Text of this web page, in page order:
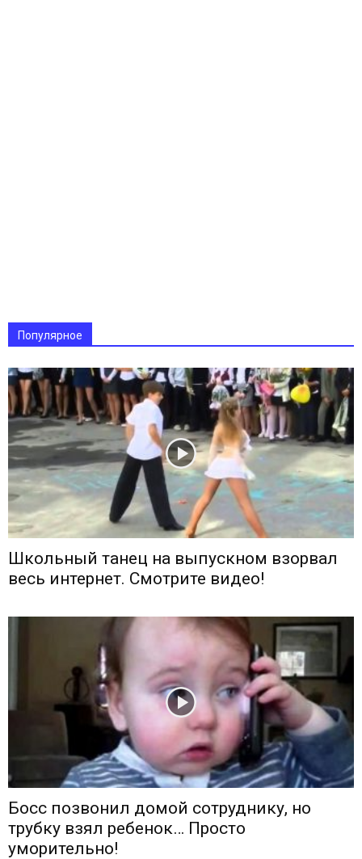
Популярное
Школьный танец на выпускном взорвал
весь интернет. Смотрите видео!
Босс позвонил домой сотруднику, но
трубку взял ребенок… Просто
уморительно!